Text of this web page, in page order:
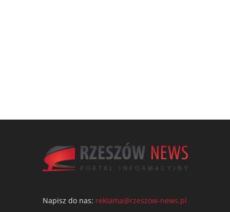
Napisz do nas: reklama@rzeszow-news.pl